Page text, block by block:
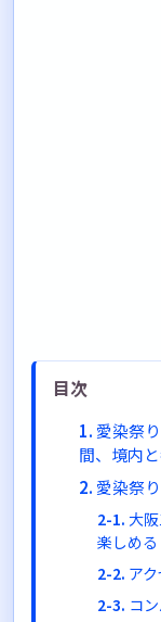
目次
愛染祭
間、境内
愛染祭
大
楽しめる
ア
コ